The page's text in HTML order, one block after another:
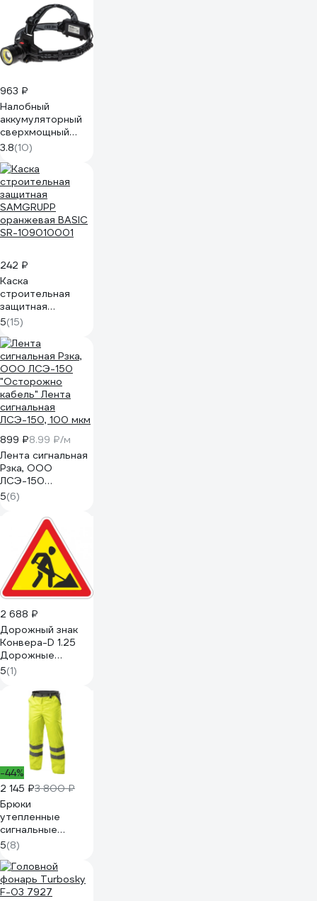
размер L
PHPA2JMGT
963 ₽
Налобный
аккумуляторный
сверхмощный
фонарь REXANT
линза с зумом led
8 Вт + cob 8 вт
2x18650 75-7831
3.8(10)
242 ₽
Каска
строительная
защитная
SAMGRUPP
оранжевая BASIC
SR-109010001
5(15)
899 ₽8.99 ₽/м
Лента сигнальная
Рзка, ООО
ЛСЭ-150
"Осторожно
кабель" Лента
сигнальная
ЛСЭ-150, 100 мкм
5(6)
2 688 ₽
Дорожный знак
Конвера-D 1.25
Дорожные
работы пл. тип "А",
II т/р (А 900мм)
00-00003485
5(1)
-44%
2 145 ₽3 800 ₽
Брюки
утепленные
сигнальные
HOEGERT
TECHNIK JADE
желтые M (50)
HT5K334-M
5(8)